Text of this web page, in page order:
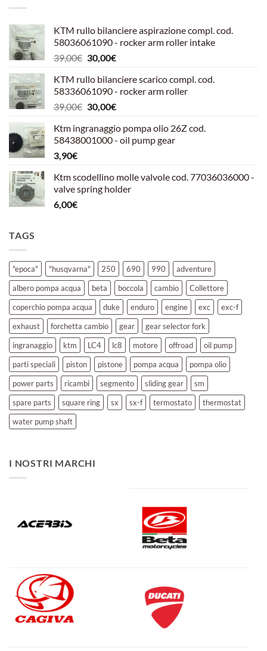
KTM rullo bilanciere aspirazione compl. cod.
58036061090 - rocker arm roller intake
39,00€ Il
originale
era:
39,00€.
30,00€Il
attuale
è:
30,00€.
KTM rullo bilanciere scarico compl. cod.
58336061090 - rocker arm roller
39,00€ Il
originale
era:
30,00€Il
attuale
è:
Ktm ingranaggio pompa olio 26Z cod.
58438001000 - oil pump gear
3,90€
Ktm scodellino molle valvole cod. 77036036000 -
valve spring holder
6,00€
TAGS
"epoca" "husqvarna" 250 690 990
adventure
albero pompa acqua
beta boccola cambio
Collettore
coperchio pompa acqua
duke enduro engine exc
exc-f
exhaust
forchetta cambio gear
gear selector fork
ingranaggio
ktm LC4 lc8 motore offroad
oil pump
parti speciali
piston pistone pompa acqua
pompa olio
power parts
ricambi segmento sliding gear
sm
spare parts
square ring sx sx-f termostato
thermostat
water pump shaft
I NOSTRI MARCHI